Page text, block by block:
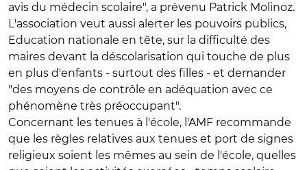
avis du médecin scolaire", a prévenu Patrick Molinoz.
L'association veut aussi alerter les pouvoirs publics,
Education nationale en tête, sur la difficulté des
maires devant la déscolarisation qui touche de plus
en plus d'enfants - surtout des filles - et demander
"des moyens de contrôle en adéquation avec ce
phénomène très préoccupant".
Concernant les tenues à l'école, l'AMF recommande
que les règles relatives aux tenues et port de signes
religieux soient les mêmes au sein de l'école, quelles